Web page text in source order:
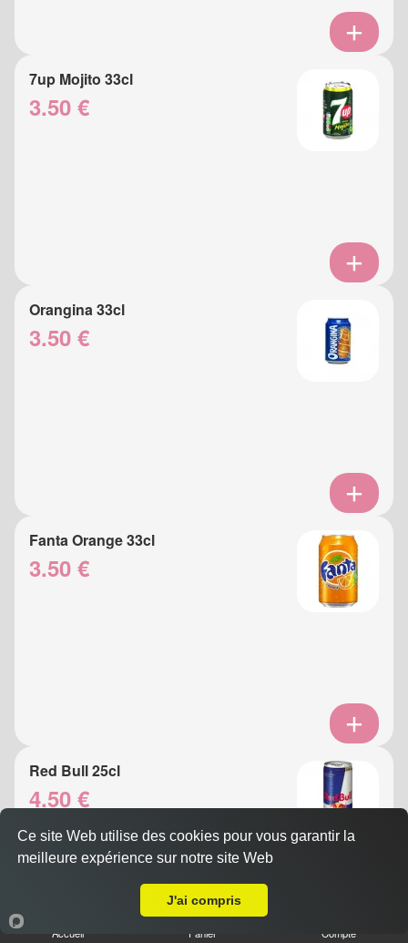
7up Mojito 33cl
3.50 €
Orangina 33cl
3.50 €
Fanta Orange 33cl
3.50 €
Red Bull 25cl
4.50 €
Accueil Panier Compte
Ce site Web utilise des cookies pour vous garantir la
meilleure expérience sur notre site Web
J'ai compris